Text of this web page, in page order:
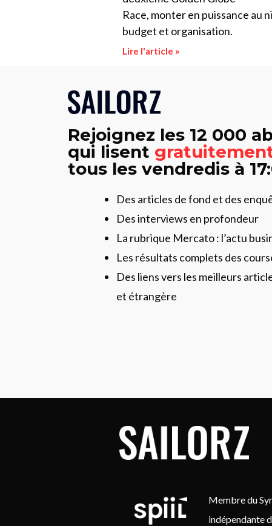
Race, monter en puissance au
budget et organisation.
Lire l'article »
Rejoignez les 12 000
qui lisent
tous les vendredis à
Des articles de fond et des
Des interviews en profondeur
La rubrique Mercato : l’actu
Les résultats complets des
Des liens vers les meilleurs
et étrangère
Membre du
indépendante